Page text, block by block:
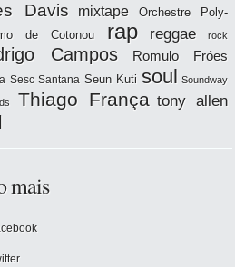
Davis mixtape
Orchestre Poly-
de Cotonou
rap reggae rock
Campos Romulo Fróes
Sesc Santana Seun Kuti soul Soundway
Thiago França tony allen
mais